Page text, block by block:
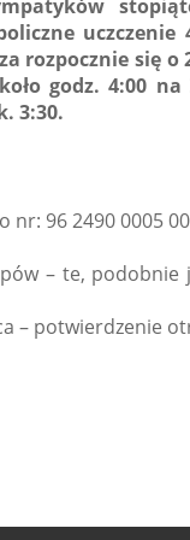
uczczenie
rozpocznie się o
godz. 4:00
3:30.
nr: 96 2490 0005
– te,
– potwierdzenie